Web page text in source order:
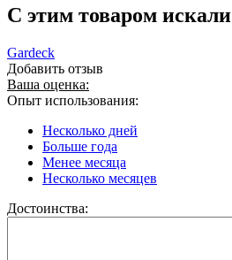
C этим товаром искали
Gardeck
Добавить отзыв
Ваша оценка:
Опыт использования:
Несколько дней
Больше года
Менее месяца
Несколько месяцев
Достоинства: